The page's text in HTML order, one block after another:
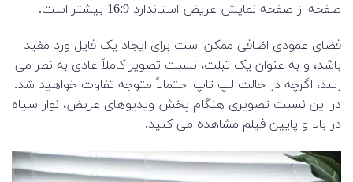
صفحه از صفحه نمایش عریض استاندارد 16:9 بیشتر است.
فضای عمودی اضافی ممکن است برای ایجاد یک فایل ورد مفید
باشد، و به عنوان یک تبلت، نسبت تصویر کاملاً عادی به نظر می
رسد، اگرچه در حالت لپ تاپ احتمالاً متوجه تفاوت خواهید شد.
در این نسبت تصویری هنگام پخش ویدیوهای عریض، نوار سیاه
در بالا و پایین فیلم مشاهده می کنید.